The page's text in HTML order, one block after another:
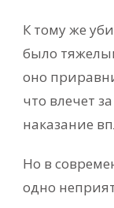
К тому же
было
оно
что влечет
наказание
Но в
одно